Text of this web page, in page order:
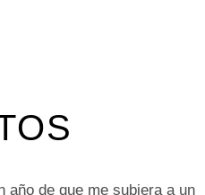
año de que me subiera a un